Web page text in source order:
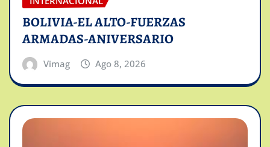
BOLIVIA-EL ALTO-FUERZAS
ARMADAS-ANIVERSARIO
Vimag Ago 8, 2026